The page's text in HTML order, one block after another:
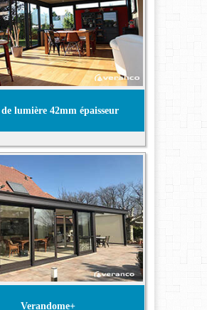
lumière 42mm épaisseur
Verandome+